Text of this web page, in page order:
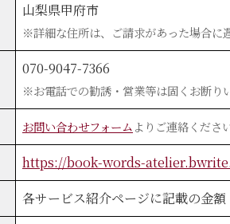
山梨県甲府市
※詳細な住所は、ご請求があった場合に
070-9047-7366
※お電話での勧誘・営業等は固くお断り
お問い合わせフォームよりご連絡ください
https://book-words-
各サービス紹介ページに記載の金額